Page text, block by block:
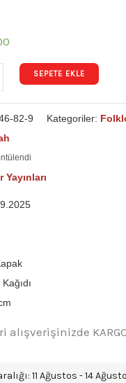
SEPETE EKLE
82-9 Kategoriler:
Yayınları
alışverişinizde
11 Ağustos - 14